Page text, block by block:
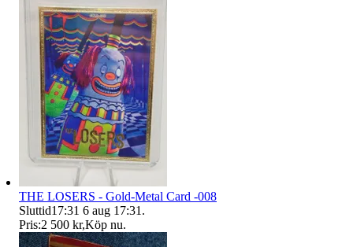
THE LOSERS - Gold-Metal Card -008
Sluttid17:31 6 aug 17:31 .
Pris:2 500 kr,Köp nu.